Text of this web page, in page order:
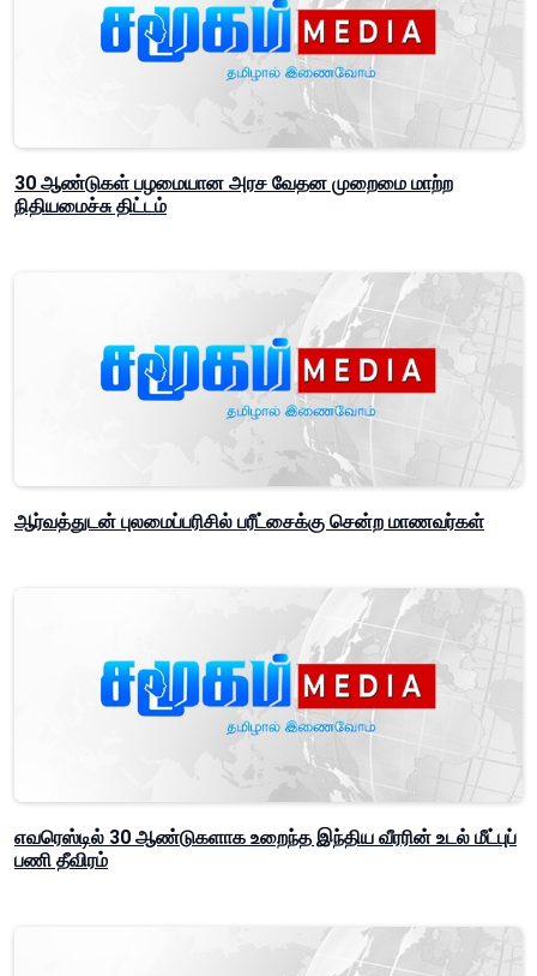
30 ஆண்டுகள் பழமையான அரச வேதன முறைமை மாற்ற
நிதியமைச்சு திட்டம்
ஆர்வத்துடன் புலமைப்பரிசில் பரீட்சைக்கு சென்ற மாணவர்கள்
எவரெஸ்டில் 30 ஆண்டுகளாக உறைந்த இந்திய வீரரின் உடல் மீட்புப்
பணி தீவிரம்